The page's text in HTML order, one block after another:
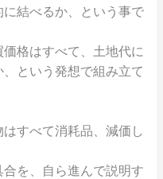
結べるか、という事で
格はすべて、土地代に
という発想で組み立て
すべて消耗品、減価し
を、自ら進んで説明す